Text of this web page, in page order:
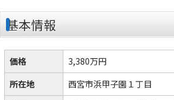
基本情報
価格
3,380万円
所在地
西宮市浜甲子園１丁目